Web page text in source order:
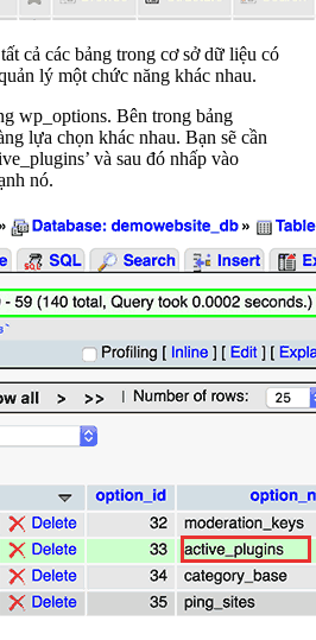
cả các bảng trong cơ sở dữ liệu có
lý một chức năng khác nhau.
wp_options. Bên trong bảng
lựa chọn khác nhau. Bạn sẽ cần
và sau đó nhấp vào
nó.